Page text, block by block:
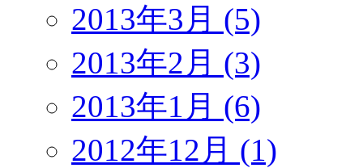
2013年3月 (5)
2013年2月 (3)
2013年1月 (6)
2012年12月 (1)